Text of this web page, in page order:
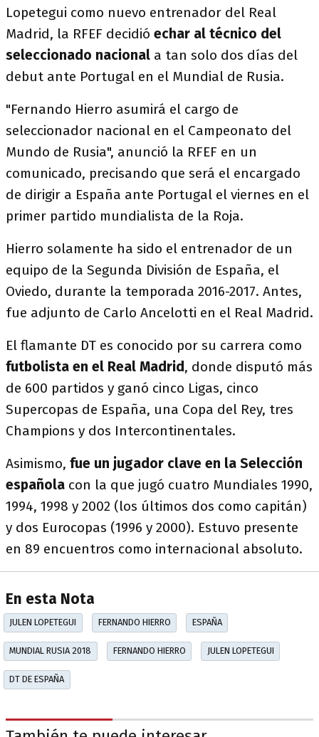
Lopetegui como nuevo entrenador del Real
Madrid, la RFEF decidió echar al técnico del
seleccionado nacional a tan solo dos días del
debut ante Portugal en el Mundial de Rusia.
"Fernando Hierro asumirá el cargo de
seleccionador nacional en el Campeonato del
Mundo de Rusia", anunció la RFEF en un
comunicado, precisando que será el encargado
de dirigir a España ante Portugal el viernes en el
primer partido mundialista de la Roja.
Hierro solamente ha sido el entrenador de un
equipo de la Segunda División de España, el
Oviedo, durante la temporada 2016-2017. Antes,
fue adjunto de Carlo Ancelotti en el Real Madrid.
El flamante DT es conocido por su carrera como
futbolista en el Real Madrid, donde disputó más
de 600 partidos y ganó cinco Ligas, cinco
Supercopas de España, una Copa del Rey, tres
Champions y dos Intercontinentales.
Asimismo, fue un jugador clave en la Selección
española con la que jugó cuatro Mundiales 1990,
1994, 1998 y 2002 (los últimos dos como capitán)
y dos Eurocopas (1996 y 2000). Estuvo presente
en 89 encuentros como internacional absoluto.
En esta Nota
JULEN LOPETEGUI FERNANDO HIERRO ESPAÑA
MUNDIAL RUSIA 2018 FERNANDO HIERRO JULEN LOPETEGUI
DT DE ESPAÑA